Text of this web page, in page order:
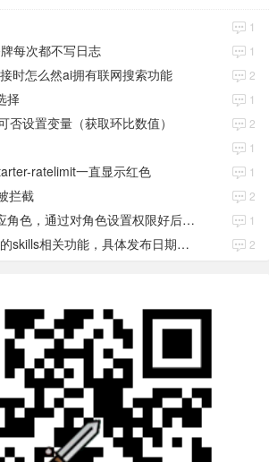
1
每次都不写日志 1
时怎么然ai拥有联网搜索功能 2
择 1
否设置变量（获取环比数值） 2
1
ratelimit一直显示红色 1
拦截 2
创建用户后，分配对应角色，通过对角色设置权限好后，登录当前用户后。查看不到当前已分配对应角色权限数据 1
急需bladex-ai的1.8.0的skills相关功能，具体发布日期是多少号 2